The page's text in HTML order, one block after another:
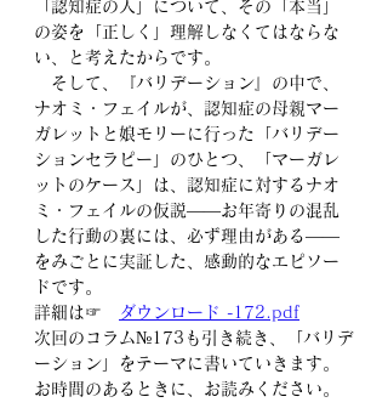
「認知症の人」について、その「本当」
の姿を「正しく」理解しなくてはならな
い、と考えたからです。
そして、『バリデーション』の中で、
ナオミ・フェイルが、認知症の母親マー
ガレットと娘モリーに行った「バリデー
ションセラピー」のひとつ、「マーガレ
ットのケース」は、認知症に対するナオ
ミ・フェイルの仮説――お年寄りの混乱
した行動の裏には、必ず理由がある――
をみごとに実証した、感動的なエピソー
ドです。
詳細は☞
ダウンロード -172.pdf
次回のコラム№173も引き続き、「バリデ
ーション」をテーマに書いていきます。
お時間のあるときに、お読みください。